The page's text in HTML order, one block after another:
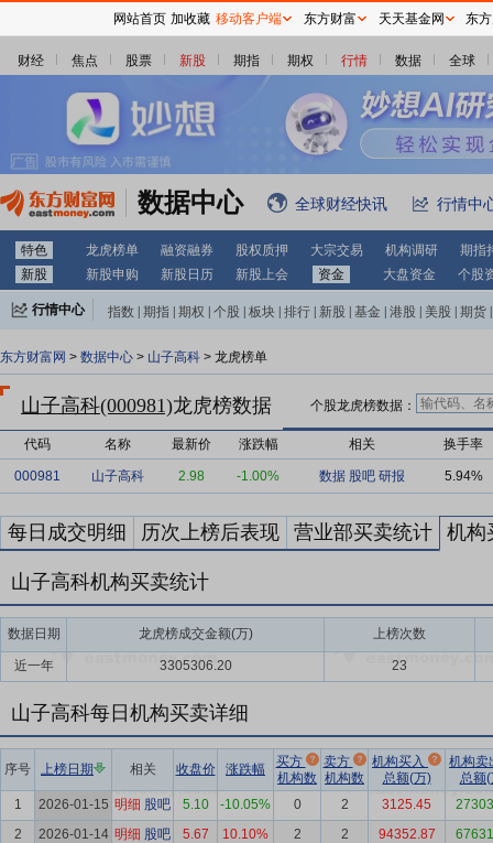
财经 焦点 股票 新股 期指 期权 行情 数据 全球
数据中心 全球财经快讯 行情中
特色 龙虎榜单 融资融券 股权质押 大宗交易 机构调研
期指
新股
新股申购 新股日历 新股上会 资金 大盘资金 个股
行情中心 指数 期指 期权 个股 板块 排行 新股 基金 港股 美股 期货
东方财富网 > 数据中心 > 山子高科 > 龙虎榜单
山子高科(000981)龙虎榜数据 个股龙虎榜数据：
代码 名称 最新价 涨跌幅 相关 换手率
000981 山子高科 2.98 -1.00% 数据 股吧 研报 5.94%
每日成交明细 历次上榜后表现 营业部买卖统计 机构
山子高科机构买卖统计
数据日期 龙虎榜成交金额(万) 上榜次数
近一年 3305306.20 23
山子高科每日机构买卖详细
序号 上榜日期 相关 收盘价 涨跌幅
买方
机构数
卖方
机构数
机构买入
总额(万)
机构
总额(
1
2026-01-15 明细 股吧 5.10 -10.05% 0 2 3125.45
2
2026-01-14 明细 股吧 5.67 10.10% 2 2 94352.87
网站首页 加收藏 移动客户端 东方财富 天天基金网 东